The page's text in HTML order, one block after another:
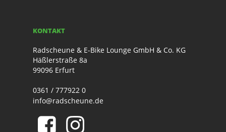
KONTAKT
Radscheune & E-Bike Lounge GmbH & Co. KG
Häßlerstraße 8a
99096 Erfurt
0361 / 777922 0
info@radscheune.de